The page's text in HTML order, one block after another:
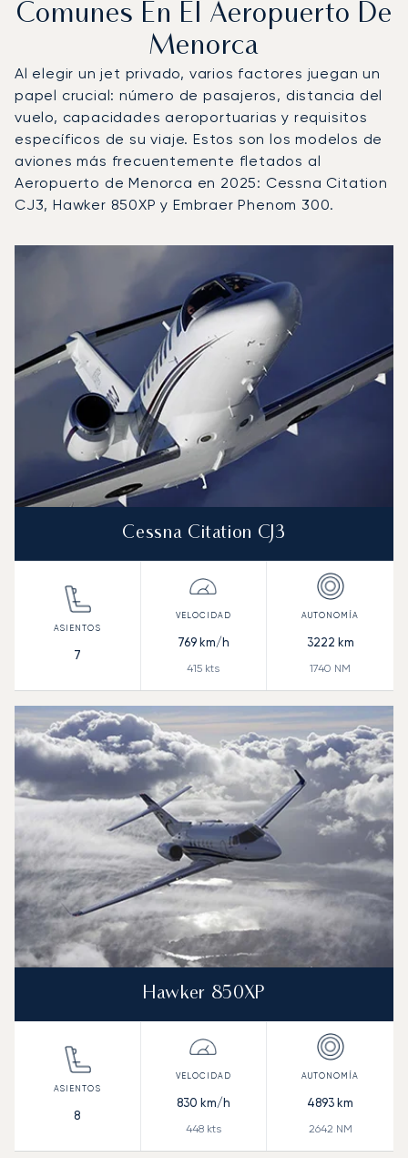
Comunes En El Aeropuerto De
Menorca
Al elegir un jet privado, varios factores juegan un
papel crucial: número de pasajeros, distancia del
vuelo, capacidades aeroportuarias y requisitos
específicos de su viaje. Estos son los modelos de
aviones más frecuentemente fletados al
Aeropuerto de Menorca en 2025: Cessna Citation
CJ3, Hawker 850XP y Embraer Phenom 300.
Modelo de aeronave
Velocidad (nudos)
Cessna Citation CJ3
7
769km/h
415 kts
3222 km
1740 NM
Hawker 850XP
8
830 km/h
448kts
4893 km
2642 NM